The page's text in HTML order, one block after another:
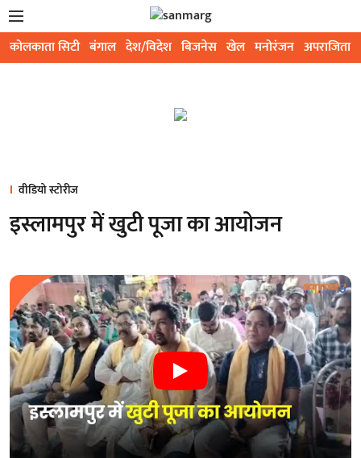
कोलकाता सिटी बंगाल देश/विदेश बिजनेस खेल मनोरंजन अपराजिता
वीडियो स्टोरीज
इस्लामपुर में खुटी पूजा का आयोजन